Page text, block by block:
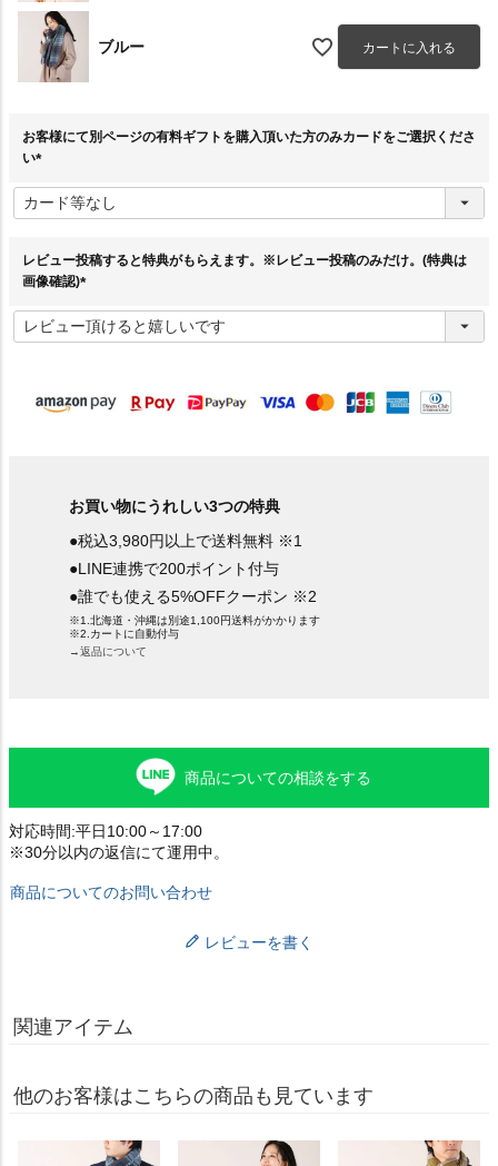
ブルー カートに入れる
お客様にて別ページの有料ギフトを購入頂いた方のみカードをご選択くださ
い
必
須
レビュー投稿すると特典がもらえます。※レビュー投稿のみだけ。(特典は
画像確認)
必
須
お買い物にうれしい3つの特典
●税込3,980円以上で送料無料 ※1
●LINE連携で200ポイント付与
●誰でも使える5%OFFクーポン ※2
※1.北海道・沖縄は別途1,100円送料がかかります
※2.カートに自動付与
→返品について
商品についての相談をする
対応時間:平日10:00～17:00
※30分以内の返信にて運用中。
商品についてのお問い合わせ
レビューを書く
関連アイテム
他のお客様はこちらの商品も見ています